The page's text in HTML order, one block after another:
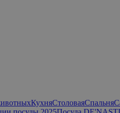
КухняСтоловаяСпальня